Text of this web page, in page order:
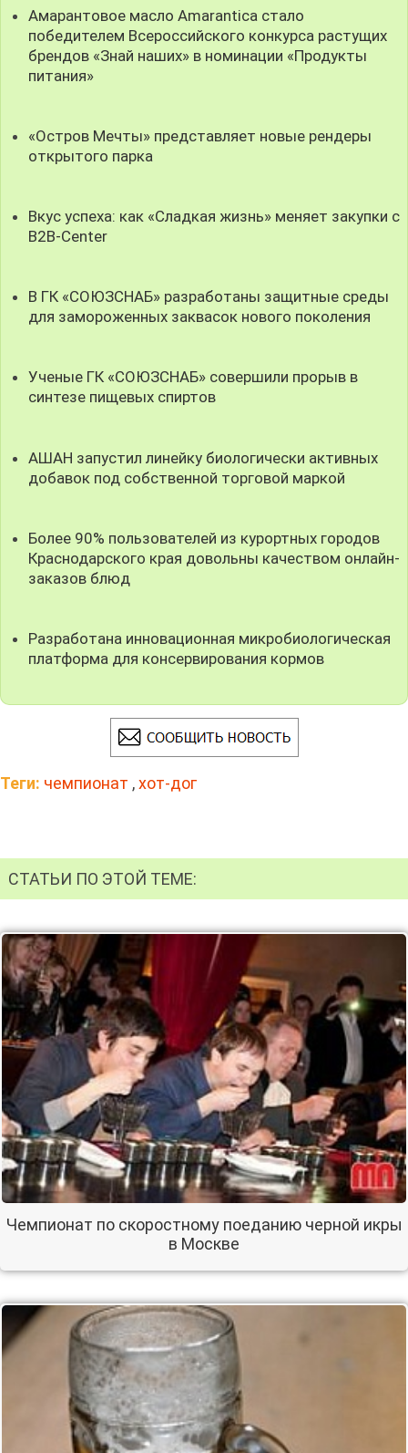
Амарантовое масло Amarantica стало
победителем Всероссийского конкурса растущих
брендов «Знай наших» в номинации «Продукты
питания»
«Остров Мечты» представляет новые рендеры
открытого парка
Вкус успеха: как «Сладкая жизнь» меняет закупки с
B2B-Center
В ГК «СОЮЗСНАБ» разработаны защитные среды
для замороженных заквасок нового поколения
Ученые ГК «СОЮЗСНАБ» совершили прорыв в
синтезе пищевых спиртов
АШАН запустил линейку биологически активных
добавок под собственной торговой маркой
Более 90% пользователей из курортных городов
Краснодарского края довольны качеством онлайн-
заказов блюд
Разработана инновационная микробиологическая
платформа для консервирования кормов
Теги: чемпионат ,хот-дог
СТАТЬИ ПО ЭТОЙ ТЕМЕ:
Чемпионат по скоростному поеданию черной икры
в Москве